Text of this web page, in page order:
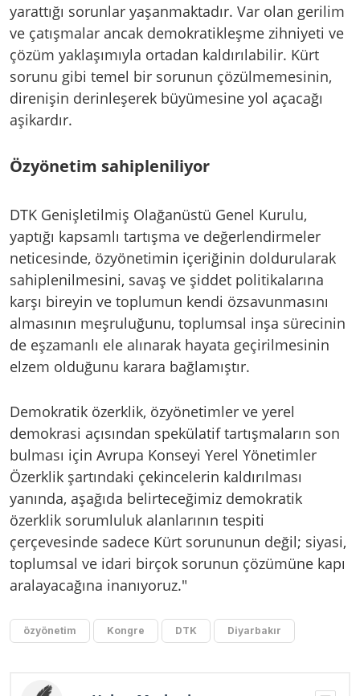
yarattığı sorunlar yaşanmaktadır. Var olan gerilim
ve çatışmalar ancak demokratikleşme zihniyeti ve
çözüm yaklaşımıyla ortadan kaldırılabilir. Kürt
sorunu gibi temel bir sorunun çözülmemesinin,
direnişin derinleşerek büyümesine yol açacağı
aşikardır.
Özyönetim sahipleniliyor
DTK Genişletilmiş Olağanüstü Genel Kurulu,
yaptığı kapsamlı tartışma ve değerlendirmeler
neticesinde, özyönetimin içeriğinin doldurularak
sahiplenilmesini, savaş ve şiddet politikalarına
karşı bireyin ve toplumun kendi özsavunmasını
almasının meşruluğunu, toplumsal inşa sürecinin
de eşzamanlı ele alınarak hayata geçirilmesinin
elzem olduğunu karara bağlamıştır.
Demokratik özerklik, özyönetimler ve yerel
demokrasi açısından spekülatif tartışmaların son
bulması için Avrupa Konseyi Yerel Yönetimler
Özerklik şartındaki çekincelerin kaldırılması
yanında, aşağıda belirteceğimiz demokratik
özerklik sorumluluk alanlarının tespiti
çerçevesinde sadece Kürt sorununun değil; siyasi,
toplumsal ve idari birçok sorunun çözümüne kapı
aralayacağına inanıyoruz."
özyönetim Kongre DTK Diyarbakır